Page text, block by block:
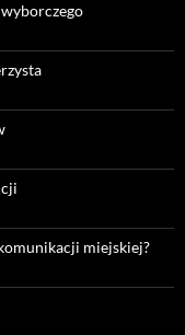
miejskiej?